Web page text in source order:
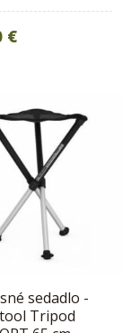
€
sedadlo -
Tripod